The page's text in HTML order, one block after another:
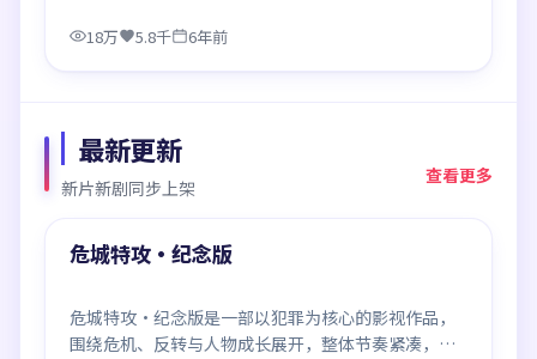
18万 5.8千 6年前
最新更新
新片新剧同步上架
查看更多
最新
88:51
危城特攻·纪念版
危城特攻·纪念版是一部以犯罪为核心的影视作品，
围绕危机、反转与人物成长展开，整体节奏紧凑，值